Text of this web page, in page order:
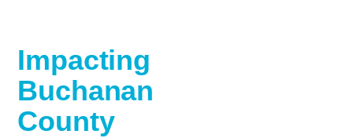
Impacting
Buchanan
County